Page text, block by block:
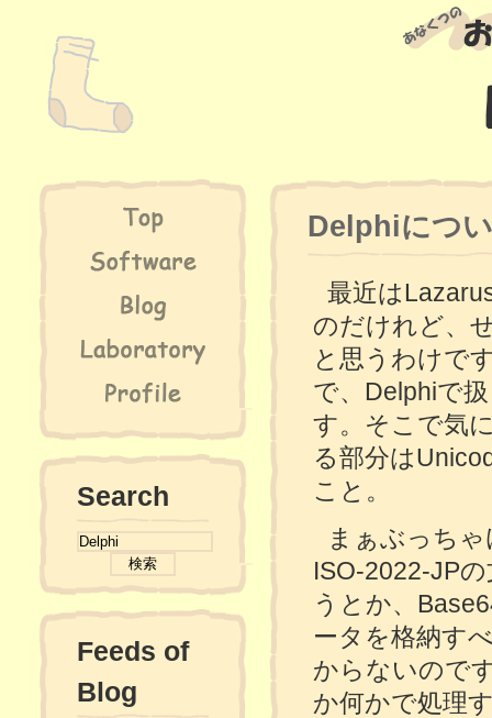
Delphiにつ
最近は
のだけれど、
と思うわけで
で、Delphiで
す。そこで気
る部分は
こと。
まぁぶっち
ISO-2022-JP
うとか、
ータを格納す
からないので
か何かで処理
Search
Feeds of
Blog